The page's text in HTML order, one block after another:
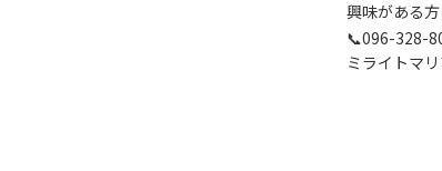
興味がある
📞096-328-
ミライトマ